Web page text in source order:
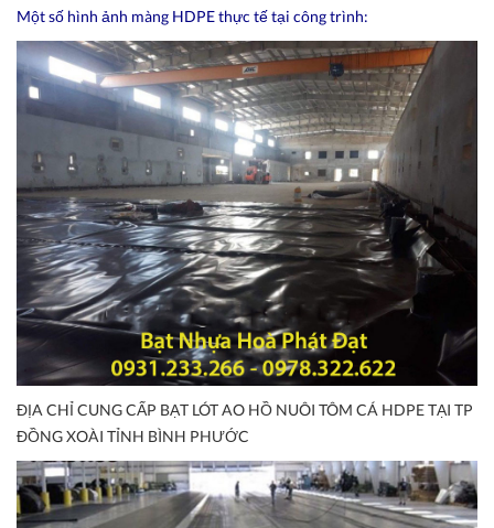
Một số hình ảnh màng HDPE thực tế tại công trình:
ĐỊA CHỈ CUNG CẤP BẠT LÓT AO HỒ NUÔI TÔM CÁ HDPE TẠI TP
ĐỒNG XOÀI TỈNH BÌNH PHƯỚC